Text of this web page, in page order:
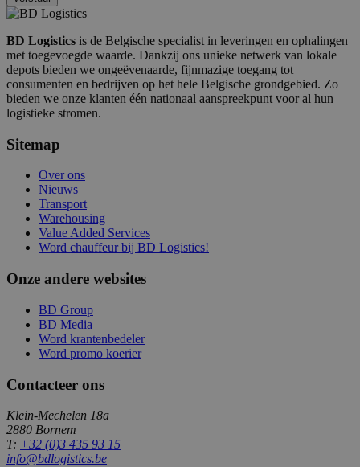
BD Logistics is de Belgische specialist in leveringen en ophalingen
met toegevoegde waarde. Dankzij ons unieke netwerk van lokale
depots bieden we ongeëvenaarde, fijnmazige toegang tot
consumenten en bedrijven op het hele Belgische grondgebied. Zo
bieden we onze klanten één nationaal aanspreekpunt voor al hun
logistieke stromen.
Sitemap
Over ons
Nieuws
Transport
Warehousing
Value Added Services
Word chauffeur bij BD Logistics!
Onze andere websites
BD Group
BD Media
Word krantenbedeler
Word promo koerier
Contacteer ons
Klein-Mechelen 18a
2880 Bornem
T: +32 (0)3 435 93 15
info@bdlogistics.be